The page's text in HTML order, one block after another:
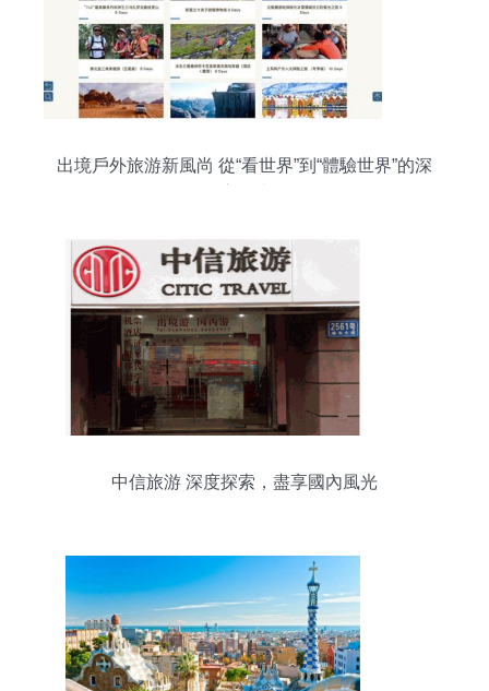
出境戶外旅游新風尚 從“看世界”到“體驗世界”的深
中信旅游 深度探索，盡享國內風光